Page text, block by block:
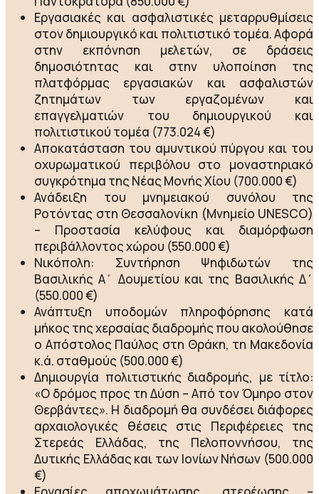
Εργασιακές και ασφαλιστικές μεταρρυθμίσεις
στον δημιουργικό και πολιτιστικό τομέα. Αφορά
στην εκπόνηση μελετών, σε δράσεις
δημοσιότητας και στην υλοποίηση της
πλατφόρμας εργασιακών και ασφαλιστών
ζητημάτων των εργαζομένων και
επαγγελματιών του δημιουργικού και
πολιτιστικού τομέα (773.024 €)
Αποκατάσταση του αμυντικού πύργου και του
οχυρωματικού περιβόλου στο μοναστηριακό
συγκρότημα της Νέας Μονής Χίου (700.000 €)
Ανάδειξη του μνημειακού συνόλου της
Ροτόντας στη Θεσσαλονίκη (Μνημείο UNESCO)
– Προστασία κελύφους και διαμόρφωση
περιβάλλοντος χώρου (550.000 €)
Νικόπολη: Συντήρηση Ψηφιδωτών της
Βασιλικής Α΄ Δουμετίου και της Βασιλικής Δ΄
(550.000 €)
Ανάπτυξη υποδομών πληροφόρησης κατά
μήκος της χερσαίας διαδρομής που ακολούθησε
ο Απόστολος Παύλος στη Θράκη, τη Μακεδονία
κ.ά. σταθμούς (500.000 €)
Δημιουργία πολιτιστικής διαδρομής, με τίτλο:
«Ο δρόμος προς τη Δύση – Από τον Όμηρο στον
Θερβάντες». Η διαδρομή θα συνδέσει διάφορες
αρχαιολογικές θέσεις στις Περιφέρειες της
Στερεάς Ελλάδας, της Πελοποννήσου, της
Δυτικής Ελλάδας και των Ιονίων Νήσων (500.000
€)